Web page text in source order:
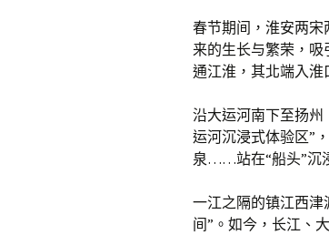
春节期间，淮安两宋
来的生长与繁荣，
通江淮，其北端入淮
沿大运河南下至扬州
运河沉浸式体验区”
泉……站在“船头”沉
一江之隔的镇江西
间”。如今，长江、